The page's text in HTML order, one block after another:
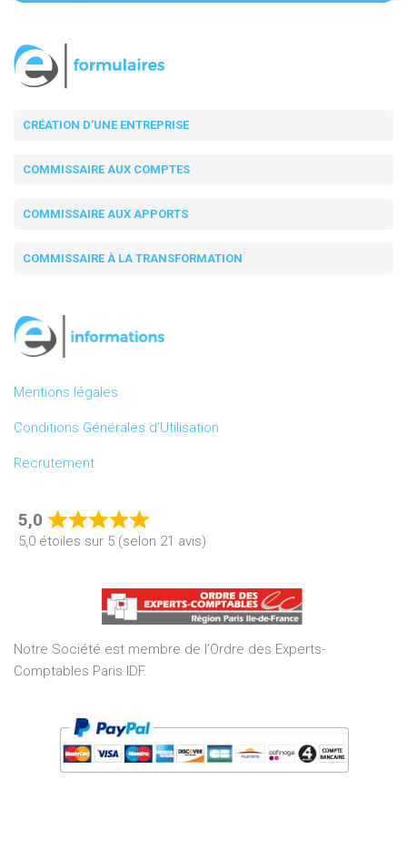
CRÉATION D'UNE ENTREPRISE
COMMISSAIRE AUX COMPTES
COMMISSAIRE AUX APPORTS
COMMISSAIRE À LA TRANSFORMATION
Mentions légales
Conditions Générales d’Utilisation
Recrutement
5,0
Rated
of
5
5,0 étoiles sur 5 (selon 21 avis)
Notre Société est membre de l’Ordre des Experts-
Comptables Paris IDF.